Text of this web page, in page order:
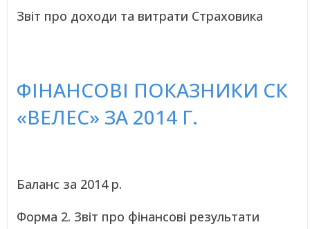
Звіт про доходи та витрати Страховика
ФІНАНСОВІ ПОКАЗНИКИ СК
«ВЕЛЕС» ЗА 2014 Г.
Баланс за 2014 р.
Форма 2. Звіт про фінансові результати